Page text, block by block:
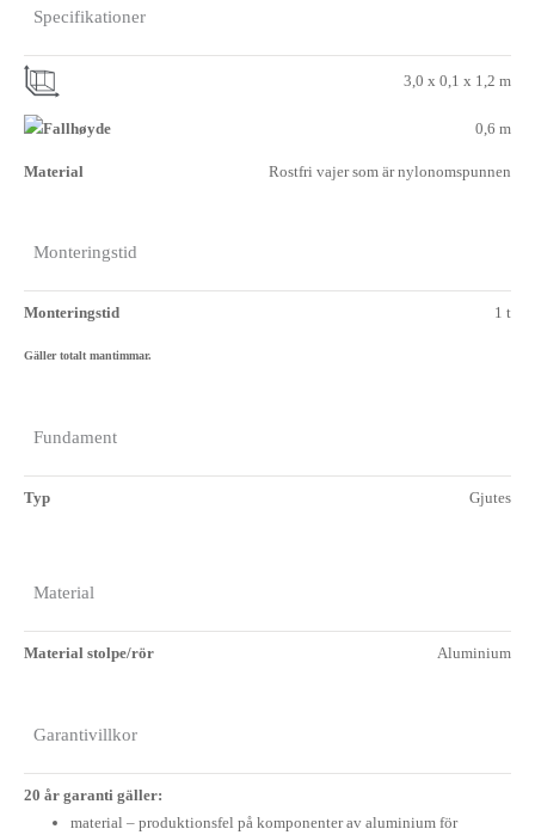
Specifikationer
3,0 x 0,1 x 1,2 m
0,6 m
Material Rostfri vajer som är nylonomspunnen
Monteringstid
Monteringstid 1 t
Gäller totalt mantimmar.
Fundament
Typ Gjutes
Material
Material stolpe/rör Aluminium
Garantivillkor
20 år garanti gäller:
material – produktionsfel på komponenter av aluminium för